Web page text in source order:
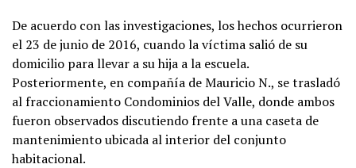
De acuerdo con las investigaciones, los hechos ocurrieron
el 23 de junio de 2016, cuando la víctima salió de su
domicilio para llevar a su hija a la escuela.
Posteriormente, en compañía de Mauricio N., se trasladó
al fraccionamiento Condominios del Valle, donde ambos
fueron observados discutiendo frente a una caseta de
mantenimiento ubicada al interior del conjunto
habitacional.